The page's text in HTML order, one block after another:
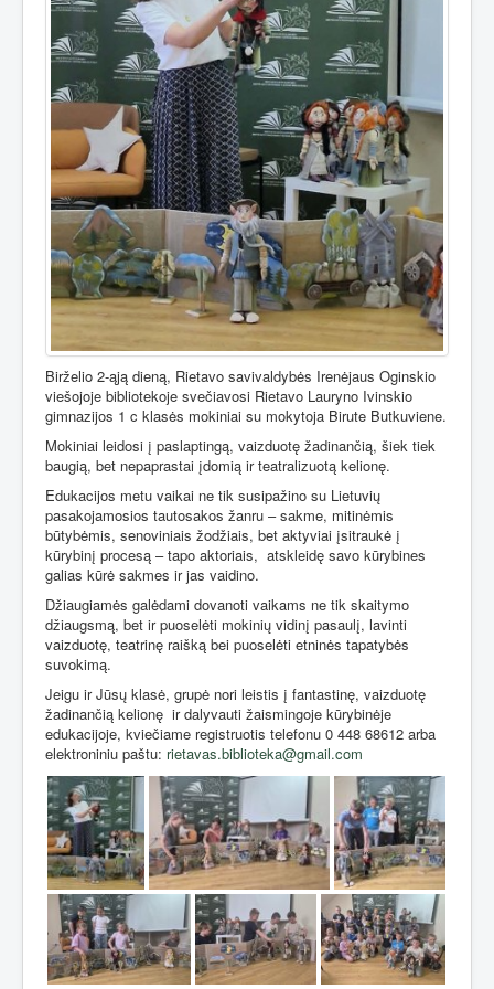
Birželio 2-ąją dieną, Rietavo savivaldybės Irenėjaus Oginskio
viešojoje bibliotekoje svečiavosi Rietavo Lauryno Ivinskio
gimnazijos 1 c klasės mokiniai su mokytoja Birute Butkuviene.
Mokiniai leidosi į paslaptingą, vaizduotę žadinančią, šiek tiek
baugią, bet nepaprastai įdomią ir teatralizuotą kelionę.
Edukacijos metu vaikai ne tik susipažino su Lietuvių
pasakojamosios tautosakos žanru – sakme, mitinėmis
būtybėmis, senoviniais žodžiais, bet aktyviai įsitraukė į
kūrybinį procesą – tapo aktoriais, atskleidę savo kūrybines
galias kūrė sakmes ir jas vaidino.
Džiaugiamės galėdami dovanoti vaikams ne tik skaitymo
džiaugsmą, bet ir puoselėti mokinių vidinį pasaulį, lavinti
vaizduotę, teatrinę raišką bei puoselėti etninės tapatybės
suvokimą.
Jeigu ir Jūsų klasė, grupė nori leistis į fantastinę, vaizduotę
žadinančią kelionę ir dalyvauti žaismingoje kūrybinėje
edukacijoje, kviečiame registruotis telefonu 0 448 68612 arba
elektroniniu paštu: rietavas.biblioteka@gmail.com